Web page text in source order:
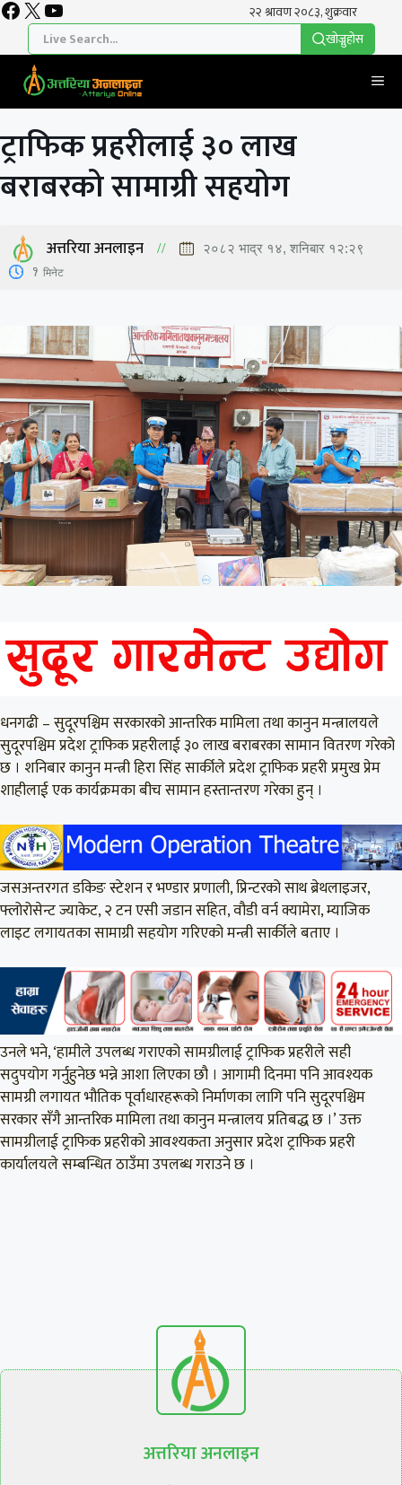
Skip
content
Facebook
X YouTube
खाेज्नुहाेस
ट्राफिक प्रहरीलाई ३० लाख
बराबरको सामाग्री सहयोग
अत्तरिया अनलाइन २०८२ भाद्र १४, शनिबार १२:२९
1 मिनेट
धनगढी – सुदूरपश्चिम सरकारको आन्तरिक मामिला तथा कानुन मन्त्रालयले
सुदूरपश्चिम प्रदेश ट्राफिक प्रहरीलाई ३० लाख बराबरका सामान वितरण गरेको
छ । शनिबार कानुन मन्त्री हिरा सिंह सार्कीले प्रदेश ट्राफिक प्रहरी प्रमुख प्रेम
शाहीलाई एक कार्यक्रमका बीच सामान हस्तान्तरण गरेका हुन् ।
जसअन्तरगत डकिङ स्टेशन र भण्डार प्रणाली, प्रिन्टरको साथ ब्रेथलाइजर,
फ्लोरोसेन्ट ज्याकेट, २ टन एसी जडान सहित, वौडी वर्न क्यामेरा, म्याजिक
लाइट लगायतका सामाग्री सहयोग गरिएको मन्त्री सार्कीले बताए ।
उनले भने, ‘हामीले उपलब्ध गराएको सामग्रीलाई ट्राफिक प्रहरीले सही
सदुपयोग गर्नुहुनेछ भन्ने आशा लिएका छौ । आगामी दिनमा पनि आवश्यक
सामग्री लगायत भौतिक पूर्वाधारहरूको निर्माणका लागि पनि सुदूरपश्चिम
सरकार सँगै आन्तरिक मामिला तथा कानुन मन्त्रालय प्रतिबद्ध छ ।’ उक्त
सामग्रीलाई ट्राफिक प्रहरीको आवश्यकता अनुसार प्रदेश ट्राफिक प्रहरी
कार्यालयले सम्बन्धित ठाउँमा उपलब्ध गराउने छ ।
अत्तरिया अनलाइन